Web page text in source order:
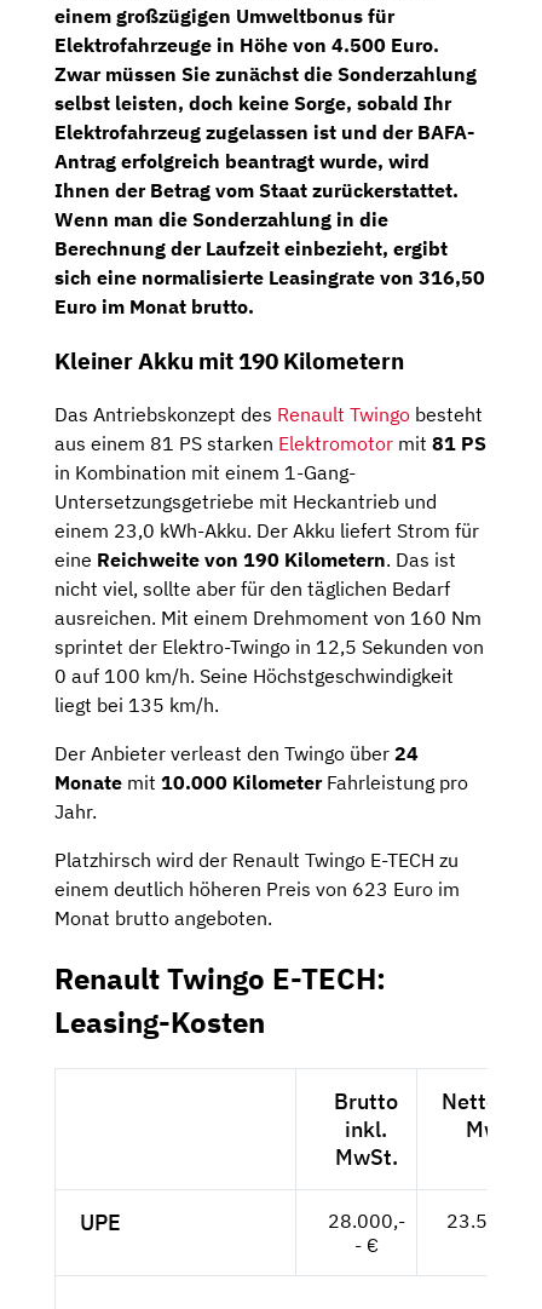
einem großzügigen Umweltbonus für
Elektrofahrzeuge in Höhe von 4.500 Euro.
Zwar müssen Sie zunächst die Sonderzahlung
selbst leisten, doch keine Sorge, sobald Ihr
Elektrofahrzeug zugelassen ist und der BAFA-
Antrag erfolgreich beantragt wurde, wird
Ihnen der Betrag vom Staat zurückerstattet.
Wenn man die Sonderzahlung in die
Berechnung der Laufzeit einbezieht, ergibt
sich eine normalisierte Leasingrate von 316,50
Euro im Monat brutto.
Kleiner Akku mit 190 Kilometern
Das Antriebskonzept des Renault Twingo besteht
aus einem 81 PS starken Elektromotor mit 81 PS
in Kombination mit einem 1-Gang-
Untersetzungsgetriebe mit Heckantrieb und
einem 23,0 kWh-Akku. Der Akku liefert Strom für
eine Reichweite von 190 Kilometern. Das ist
nicht viel, sollte aber für den täglichen Bedarf
ausreichen. Mit einem Drehmoment von 160 Nm
sprintet der Elektro-Twingo in 12,5 Sekunden von
0 auf 100 km/h. Seine Höchstgeschwindigkeit
liegt bei 135 km/h.
Der Anbieter verleast den Twingo über 24
Monate mit 10.000 KilometerFahrleistung pro
Jahr.
Platzhirsch wird der Renault Twingo E-TECH zu
einem deutlich höheren Preis von 623 Euro im
Monat brutto angeboten.
Renault Twingo E-TECH:
Leasing-Kosten
Brutto
inkl.
MwSt.
Netto
MwSt.
UPE
28.000,-
- €
23.529,--